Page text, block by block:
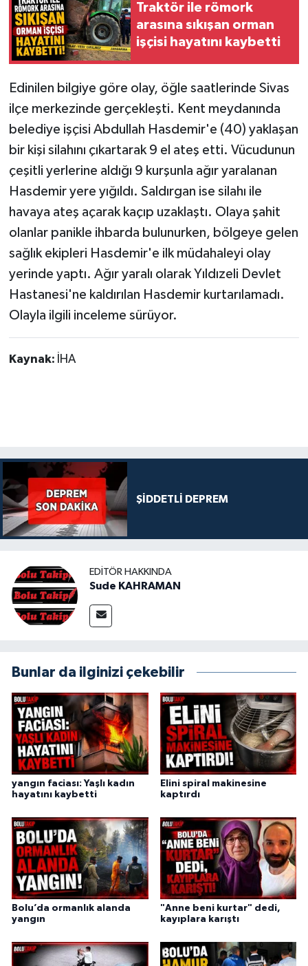
Traktör ile römork
arasına sıkışan orman
işçisi hayatını kaybetti
Edinilen bilgiye göre olay, öğle saatlerinde Sivas
ilçe merkezinde gerçekleşti. Kent meydanında
belediye işçisi Abdullah Hasdemir'e (40) yaklaşan
bir kişi silahını çıkartarak 9 el ateş etti. Vücudunun
çeşitli yerlerine aldığı 9 kurşunla ağır yaralanan
Hasdemir yere yığıldı. Saldırgan ise silahı ile
havaya ateş açarak kaçıp uzaklaştı. Olaya şahit
olanlar panikle ihbarda bulunurken, bölgeye gelen
sağlık ekipleri Hasdemir'e ilk müdahaleyi olay
yerinde yaptı. Ağır yaralı olarak Yıldızeli Devlet
Hastanesi'ne kaldırılan Hasdemir kurtarılamadı.
Olayla ilgili inceleme sürüyor.
Kaynak: İHA
ŞİDDETLİ DEPREM
EDITÖR HAKKINDA
Sude KAHRAMAN
Bunlar da ilginizi çekebilir
yangın faciası: Yaşlı kadın
hayatını kaybetti
Elini spiral makinesine
kaptırdı
Bolu’da ormanlık alanda
yangın
"Anne beni kurtar" dedi,
kayıplara karıştı